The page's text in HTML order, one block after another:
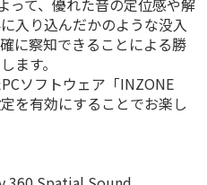
って、優れた音の定位感や解
入り込んだかのような没入
に察知できることによる勝
ます。
ソフトウェア「INZONE
を有効にすることでお楽し